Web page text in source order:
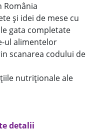
România
și idei de mese cu
gata completate
ul alimentelor
scanarea codului de
nutriționale ale
detalii